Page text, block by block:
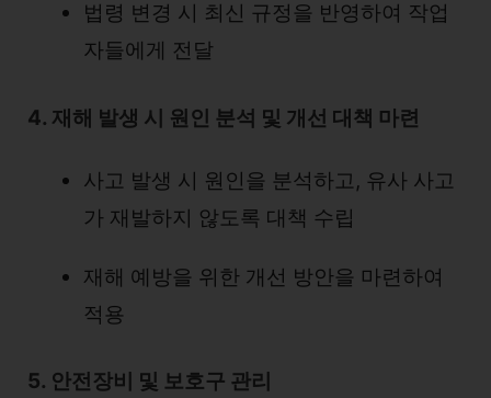
법령 변경 시 최신 규정을 반영하여 작업
자들에게 전달
4. 재해 발생 시 원인 분석 및 개선 대책 마련
사고 발생 시 원인을 분석하고, 유사 사고
가 재발하지 않도록 대책 수립
재해 예방을 위한 개선 방안을 마련하여
적용
5. 안전장비 및 보호구 관리